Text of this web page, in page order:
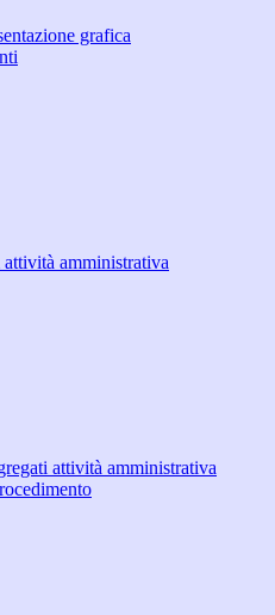
grafica
amministrativa
attività amministrativa